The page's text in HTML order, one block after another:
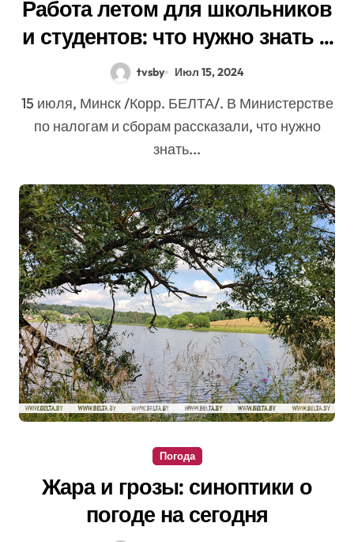
Работа летом для школьников
и студентов: что нужно знать о
налогах
tvsby Июл 15, 2024
15 июля, Минск /Корр. БЕЛТА/. В Министерстве
по налогам и сборам рассказали, что нужно
знать...
Погода
Жара и грозы: синоптики о
погоде на сегодня